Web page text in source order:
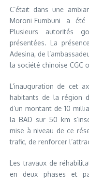
C’était dans une
Moroni-Fumbuni a
Plusieurs autorités
présentées. La
Adesina, de
la société chinoise CGC
L’inauguration de cet
habitants de la région
d’un montant de 10
la BAD sur 50 km
mise à niveau de ce
trafic, de renforcer
Les travaux de
en deux phases et